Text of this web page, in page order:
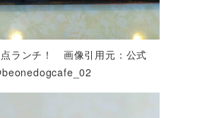
ランチ！ 画像引用元：公式